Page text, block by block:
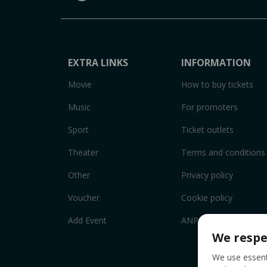
EXTRA LINKS
Movie
Music
Sport
Theater
Other
Voucher
Add Event
INFORMATION
How to buy tickets
For promoters
Ticket outlets
Terms and conditions
Privacy policy
Cookie policy
ANPC
We
We use